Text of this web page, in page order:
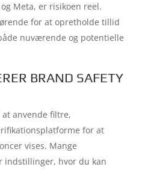
Meta, er risikoen reel.
for at opretholde tillid
nuværende og potentielle
BRAND SAFETY
anvende filtre,
for at
vises. Mange
indstillinger, hvor du kan